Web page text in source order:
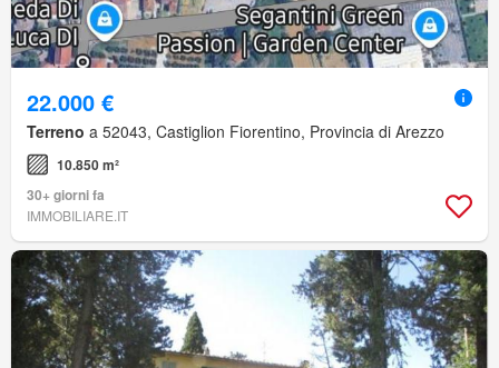
22.000 €
Terreno a 52043, Castiglion Fiorentino, Provincia di Arezzo
10.850 m²
30+ giorni fa
IMMOBILIARE.IT